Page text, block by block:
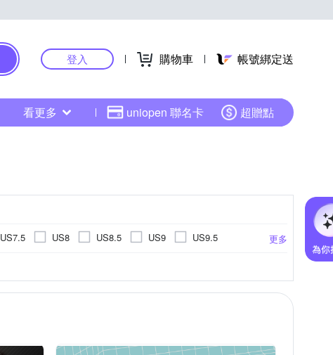
登入 購物車 帳號綁定送
看更多 uniopen 聯名卡 超贈點
更多
US7.5 US8 US8.5 US9
US9.5
EU45 EU46 UK3 UK3.5
UK4